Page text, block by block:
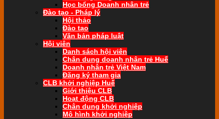
Học bổng Doanh nhân trẻ
Đào tạo - Pháp lý
Hội thảo
Đào tạo
Văn bản pháp luật
Hội viên
Danh sách hội viên
Chân dung doanh nhân trẻ Huế
Doanh nhân trẻ Việt Nam
Đăng ký tham gia
CLB khởi nghiệp Huế
Giới thiệu CLB
Hoạt động CLB
Chân dung khởi nghiệp
Mô hình khởi nghiệp